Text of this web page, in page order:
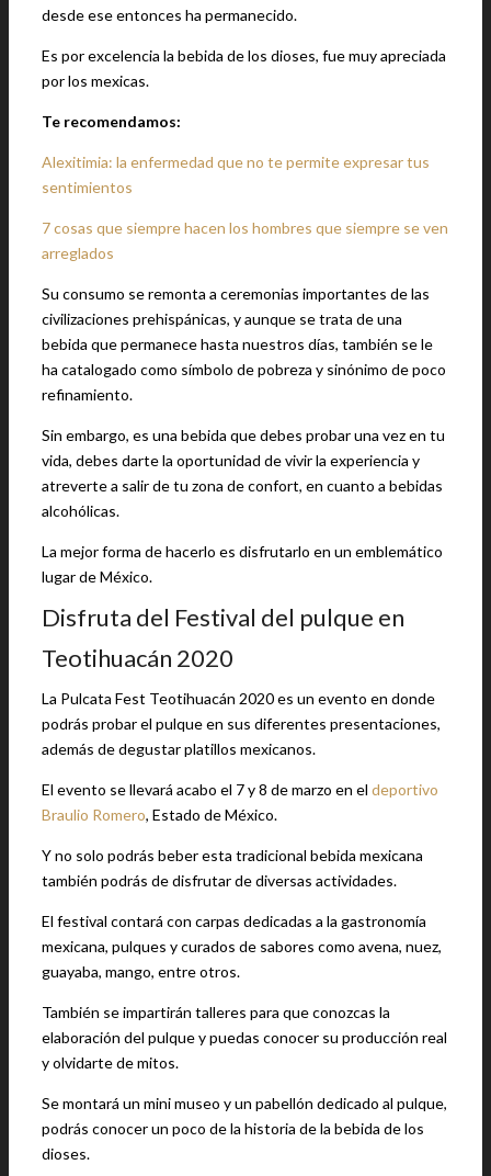
desde ese entonces ha permanecido.
Es por excelencia la bebida de los dioses, fue muy apreciada
por los mexicas.
Te recomendamos:
Alexitimia: la enfermedad que no te permite expresar tus
sentimientos
7 cosas que siempre hacen los hombres que siempre se ven
arreglados
Su consumo se remonta a ceremonias importantes de las
civilizaciones prehispánicas, y aunque se trata de una
bebida que permanece hasta nuestros días, también se le
ha catalogado como símbolo de pobreza y sinónimo de poco
refinamiento.
Sin embargo, es una bebida que debes probar una vez en tu
vida, debes darte la oportunidad de vivir la experiencia y
atreverte a salir de tu zona de confort, en cuanto a bebidas
alcohólicas.
La mejor forma de hacerlo es disfrutarlo en un emblemático
lugar de México.
Disfruta del Festival del pulque en
Teotihuacán 2020
La Pulcata Fest Teotihuacán 2020 es un evento en donde
podrás probar el pulque en sus diferentes presentaciones,
además de degustar platillos mexicanos.
El evento se llevará acabo el 7 y 8 de marzo en el deportivo
Braulio Romero, Estado de México.
Y no solo podrás beber esta tradicional bebida mexicana
también podrás de disfrutar de diversas actividades.
El festival contará con carpas dedicadas a la gastronomía
mexicana, pulques y curados de sabores como avena, nuez,
guayaba, mango, entre otros.
También se impartirán talleres para que conozcas la
elaboración del pulque y puedas conocer su producción real
y olvidarte de mitos.
Se montará un mini museo y un pabellón dedicado al pulque,
podrás conocer un poco de la historia de la bebida de los
dioses.